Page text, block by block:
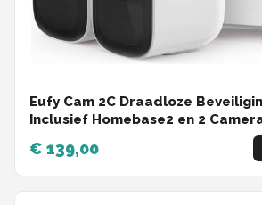
Eufy Cam 2C Draadloze
Inclusief Homebase2 en 2
€ 139,00